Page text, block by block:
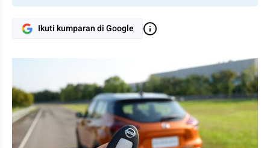
Ikuti kumparan di Google